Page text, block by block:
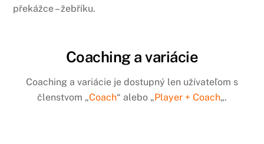
překážce – žebříku.
Coaching a variácie
Coaching a variácie je dostupný len užívateľom s
členstvom „Coach“ alebo „Player + Coach„.